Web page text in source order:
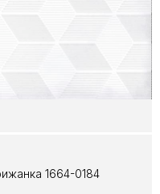
1664-0184